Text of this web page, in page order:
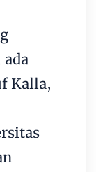
Kalla,